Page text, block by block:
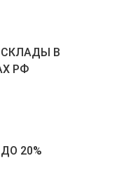
В
РФ
20%